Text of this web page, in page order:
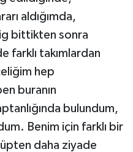
aldığımda,
bittikten sonra
farklı takımlardan
hep
buranın
bulundum,
Benim için farklı bir
daha ziyade